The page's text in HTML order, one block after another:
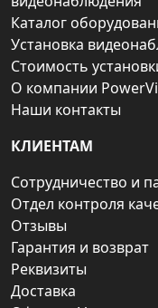
Каталог
Установка
Стоимость
О компании
Наши контакты
КЛИЕНТАМ
Сотрудничество и
Отдел контроля
Отзывы
Гарантия и возврат
Реквизиты
Доставка